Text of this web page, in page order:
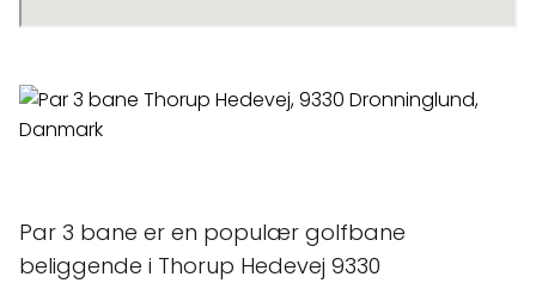
Par 3 bane er en populær golfbane
beliggende i Thorup Hedevej 9330